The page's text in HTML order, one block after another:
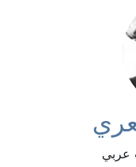
عربي